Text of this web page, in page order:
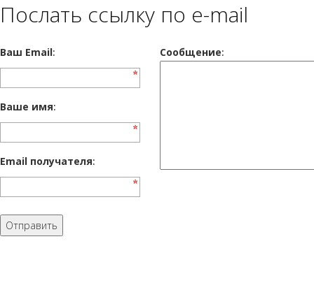
Послать ссылку по e-mail
Ваш Email: Cообщение:
Ваше имя:
Email получателя: